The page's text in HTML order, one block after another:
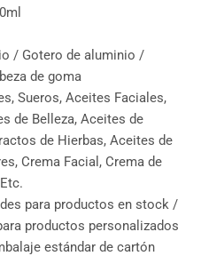
/ Gotero de aluminio /
de goma
Sueros, Aceites Faciales,
de Belleza, Aceites de
de Hierbas, Aceites de
Crema Facial, Crema de
para productos en stock /
productos personalizados
estándar de cartón